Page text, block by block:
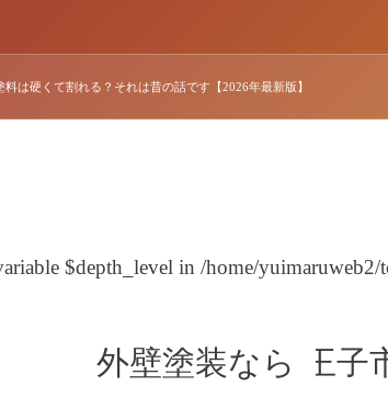
は硬くて割れる？それは昔の話です【2026年最新版】
$depth_level in /home/yuimaruweb2/
外壁塗装なら 八王